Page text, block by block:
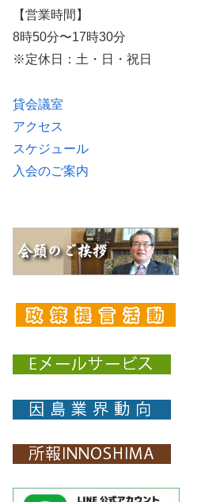
【営業時間】
8時50分〜17時30分
※定休日：土・日・祝日
貸会議室
アクセス
スケジュール
入会のご案内